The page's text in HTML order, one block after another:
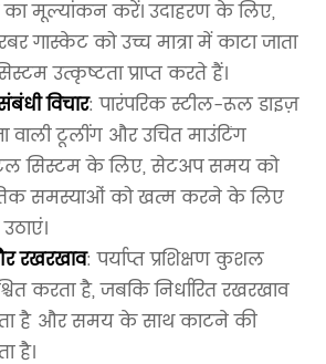
का मूल्यांकन करें। उदाहरण के लिए,
गास्केट को उच्च मात्रा में काटा जाता
उत्कृष्टता प्राप्त करते हैं।
विचार: पारंपरिक स्टील-रूल डाइज़
वाली टूलींग और उचित माउंटिंग
सिस्टम के लिए, सेटअप समय को
समस्याओं को खत्म करने के लिए
रखरखाव: पर्याप्त प्रशिक्षण कुशल
करता है, जबकि निर्धारित रखरखाव
है और समय के साथ काटने की
है।